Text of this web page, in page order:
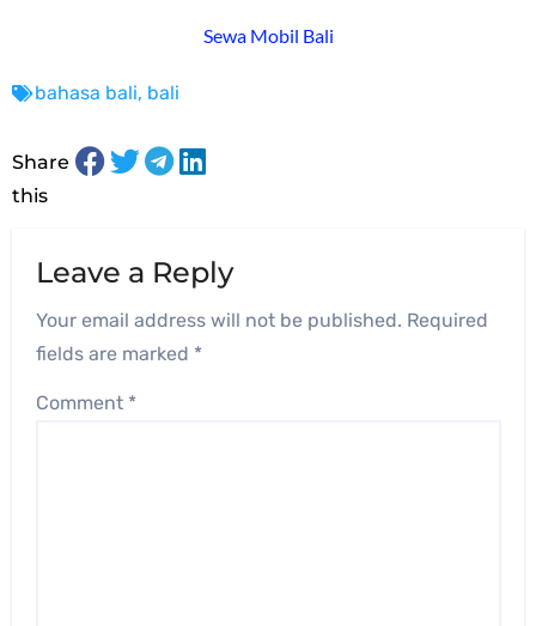
Sewa Mobil Bali
bahasa bali, bali
Share
this
Leave a Reply
Your email address will not be published. Required
fields are marked *
Comment *